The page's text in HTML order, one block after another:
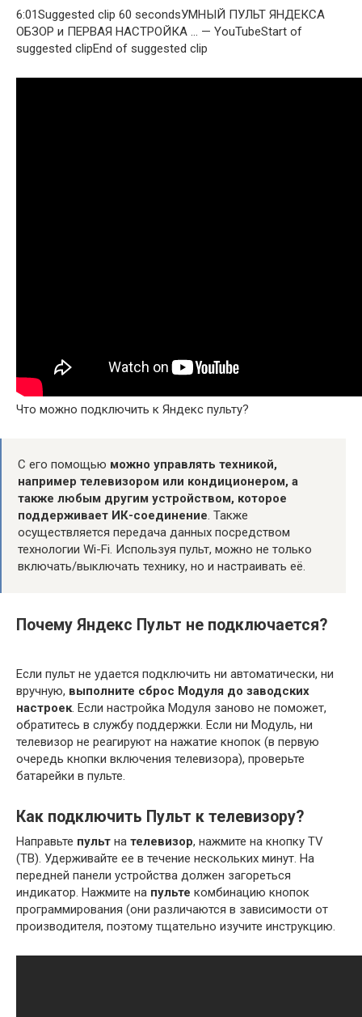
6:01Suggested clip 60 secondsУМНЫЙ ПУЛЬТ ЯНДЕКСА
ОБЗОР и ПЕРВАЯ НАСТРОЙКА … — YouTubeStart of
suggested clipEnd of suggested clip
Что можно подключить к Яндекс пульту?
С его помощью можно управлять техникой,
например телевизором или кондиционером, а
также любым другим устройством, которое
поддерживает ИК-соединение. Также
осуществляется передача данных посредством
технологии Wi-Fi. Используя пульт, можно не только
включать/выключать технику, но и настраивать её.
Почему Яндекс Пульт не подключается?
Если пульт не удается подключить ни автоматически, ни
вручную, выполните сброс Модуля до заводских
настроек. Если настройка Модуля заново не поможет,
обратитесь в службу поддержки. Если ни Модуль, ни
телевизор не реагируют на нажатие кнопок (в первую
очередь кнопки включения телевизора), проверьте
батарейки в пульте.
Как подключить Пульт к телевизору?
Направьте пульт на телевизор, нажмите на кнопку TV
(ТВ). Удерживайте ее в течение нескольких минут. На
передней панели устройства должен загореться
индикатор. Нажмите на пульте комбинацию кнопок
программирования (они различаются в зависимости от
производителя, поэтому тщательно изучите инструкцию.